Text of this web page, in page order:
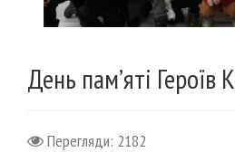
День пам’яті Героїв
Перегляди: 2182